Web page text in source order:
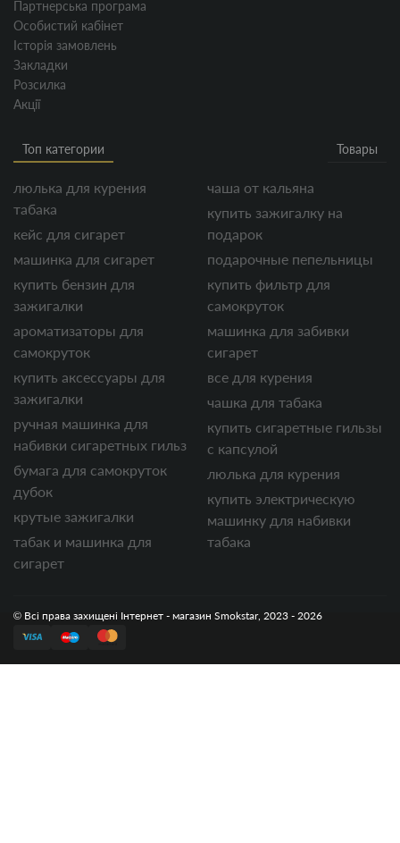
Партнерська програма
Особистий кабінет
Історія замовлень
Закладки
Розсилка
Акції
Топ категории Товары
люлька для курения
табака
кейс для сигарет
машинка для сигарет
купить бензин для
зажигалки
ароматизаторы для
самокруток
купить аксессуары для
зажигалки
ручная машинка для
набивки сигаретных гильз
бумага для самокруток
дубок
крутые зажигалки
табак и машинка для
сигарет
чаша от кальяна
купить зажигалку на
подарок
подарочные пепельницы
купить фильтр для
самокруток
машинка для забивки
сигарет
все для курения
чашка для табака
купить сигаретные гильзы
с капсулой
люлька для курения
купить электрическую
машинку для набивки
табака
© Всі права захищені Інтернет - магазин Smokstar, 2023 - 2026